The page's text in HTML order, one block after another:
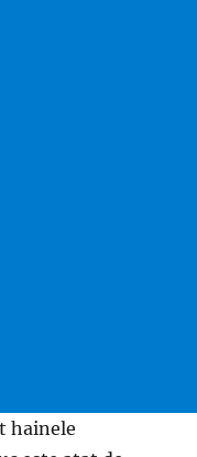
hainele